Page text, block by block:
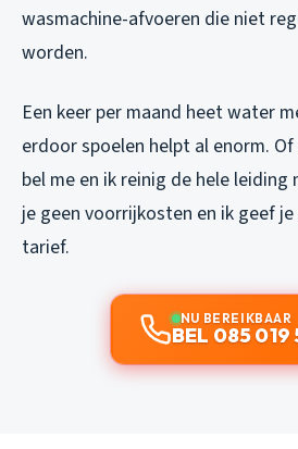
wasmachine-afvoeren die niet
worden.
Een keer per maand heet water
erdoor spoelen helpt al enorm.
bel me en ik reinig de hele
je geen voorrijkosten en ik geef
tarief.
NU BEREIKBAAR
BEL 085 019